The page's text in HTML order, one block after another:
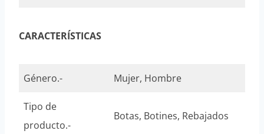
CARACTERÍSTICAS
Género.- Mujer, Hombre
Tipo de
producto.-
Botas, Botines, Rebajados